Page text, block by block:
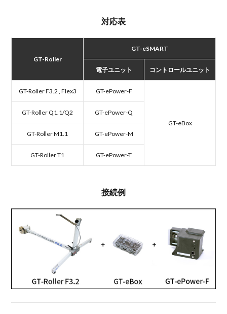
対応表
GT-Roller
GT-eSMART
電子ユニット コントロールユニット
GT-Roller F3.2 , Flex3 GT-ePower-F
GT-eBox
GT-Roller Q1.1/Q2 GT-ePower-Q
GT-Roller M1.1 GT-ePower-M
GT-Roller T1 GT-ePower-T
接続例